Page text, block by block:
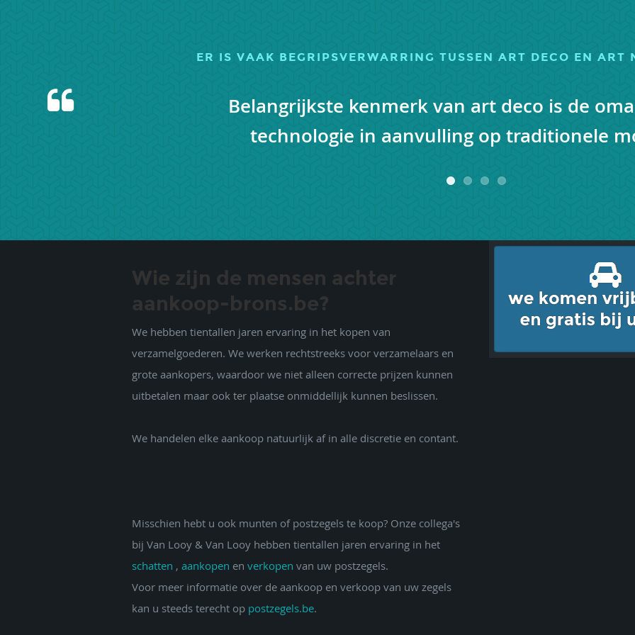
ER IS VAAK BEGRIPSVERWARRING TUSSEN ART DECO EN ART
natuurlijk, maar
Belangrijkste kenmerk van art deco is de
technologie in aanvulling op traditionele
Wie zijn de mensen achter
aankoop-brons.be?
We hebben tientallen jaren ervaring in het kopen van
verzamelgoederen. We werken rechtstreeks voor verzamelaars en
grote aankopers, waardoor we niet alleen correcte prijzen kunnen
uitbetalen maar ook ter plaatse onmiddellijk kunnen beslissen.
We handelen elke aankoop natuurlijk af in alle discretie en contant.
Misschien hebt u ook munten of postzegels te koop? Onze collega's
bij Van Looy & Van Looy hebben tientallen jaren ervaring in het
schatten , aankopen en verkopen van uw postzegels.
Voor meer informatie over de aankoop en verkoop van uw zegels
kan u steeds terecht op postzegels.be.